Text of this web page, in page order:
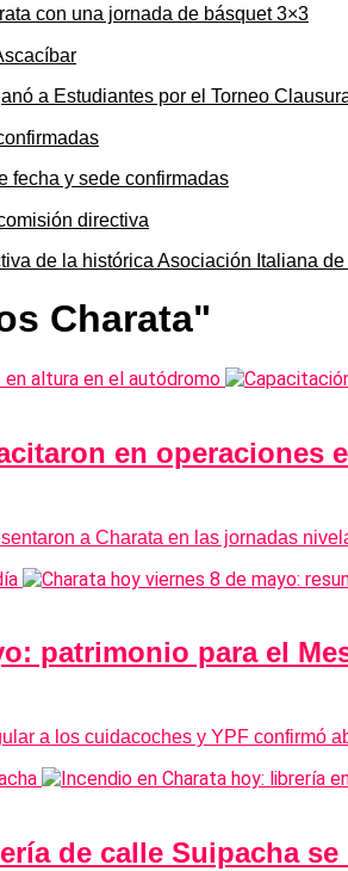
con una jornada de básquet 3×3
a Estudiantes por el Torneo
fecha y sede confirmadas
de la histórica Asociación Italiana de
Charata"
en
a Charata en las jornadas
patrimonio para el
a los cuidacoches y YPF confirmó
de calle Suipacha